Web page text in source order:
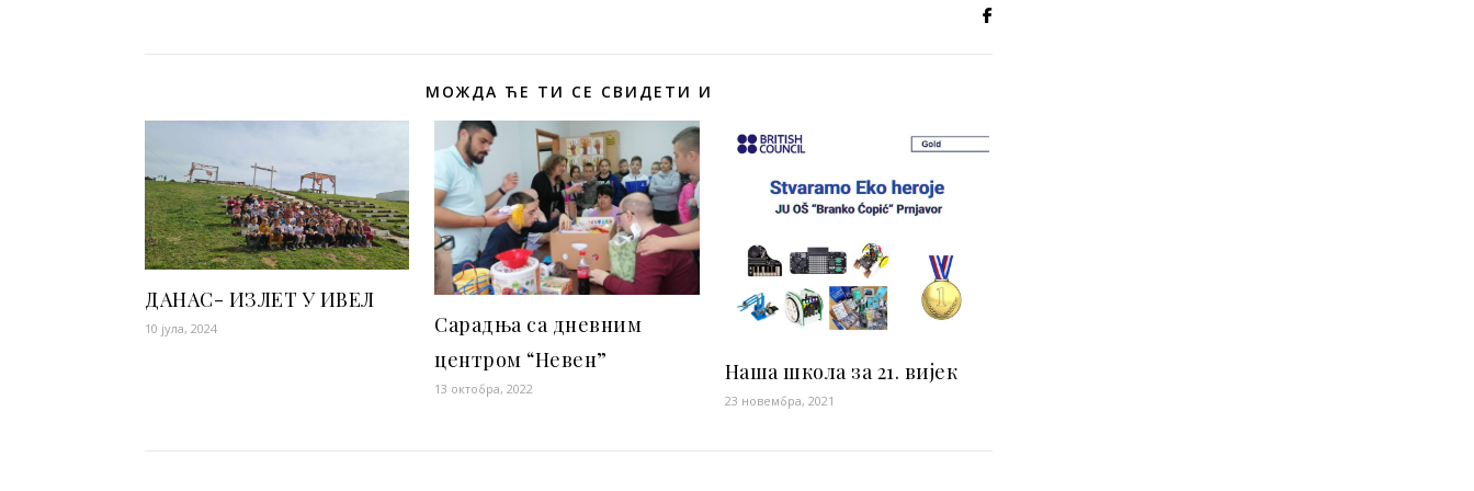
МОЖДА ЋЕ ТИ СЕ СВИДЕТИ И
ДАНАС- ИЗЛЕТ У ИВЕЛ
10 јула, 2024
Сарадња са дневним
центром “Невен”
13 октобра, 2022
Наша школа за 21. вијек
23 новембра, 2021